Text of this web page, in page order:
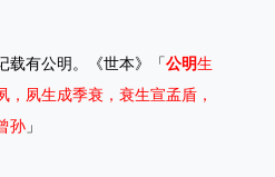
载有公明。《世本》「公明生
，夙生成季衰，衰生宣孟盾，
孙 」